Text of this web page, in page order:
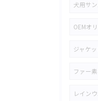
犬用サ
OEMオ
ジャケ
ファー
レイン